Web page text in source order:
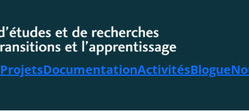
ProjetsDocumentationActivitésBlogue